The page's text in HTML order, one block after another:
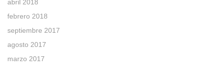
abril 2018
febrero 2018
septiembre 2017
agosto 2017
marzo 2017